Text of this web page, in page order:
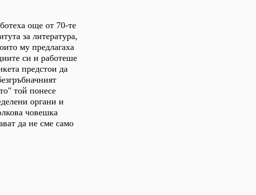
още от 70-те
за литература,
му предлагаха
си и работеше
предстои да
той понесе
органи и
човешка
да не сме само